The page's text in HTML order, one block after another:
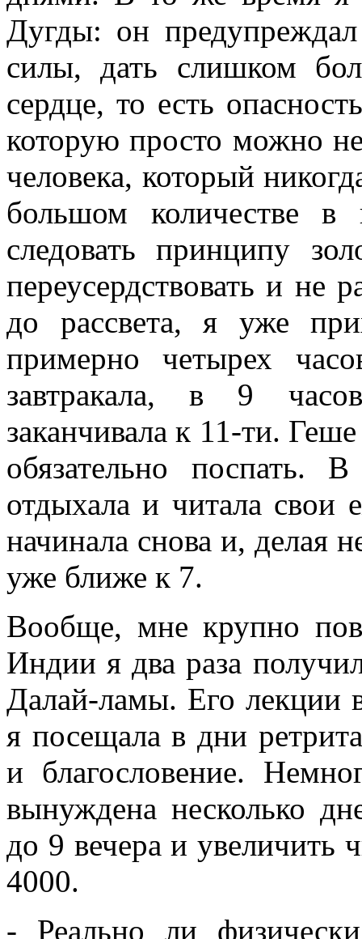
Дугды: он
силы, дать слишком
сердце, то есть
которую просто можно
человека, который
большом количестве в
следовать принципу
переусердствовать и не
до рассвета, я уже
примерно четырех
завтракала, в 9
заканчивала к 11-ти.
обязательно поспать.
отдыхала и читала свои
начинала снова и, делая
уже ближе к 7.
Вообще, мне крупно
Индии я два раза
Далай-ламы. Его лекции
я посещала в дни
и благословение.
вынуждена несколько
до 9 вечера и увеличить
4000.
- Реально ли физически